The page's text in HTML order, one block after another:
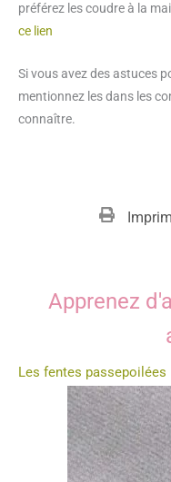
préférez les coudre à la
ce lien
Si vous avez des astuces
mentionnez les dans les
connaître.
Apprenez
Les fentes passepoilées